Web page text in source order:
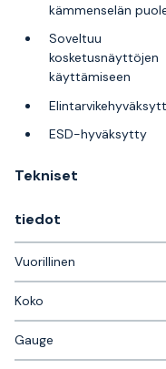
kämmenselän
Soveltuu
kosketusnäyttöjen
käyttämiseen
ESD-hyväksytty
Tekniset
tiedot
Vuorillinen
Koko
Gauge